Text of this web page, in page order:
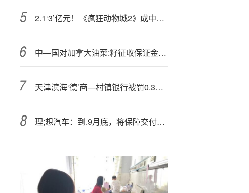
2.1‘3’亿元！《疯狂动物城2》成中国影史进口动画电影单日票房冠军
中—国对加拿大油菜:籽征收保证金，“加拿大震惊了，得抓紧找中国啊”
天津滨海‘德’商—村镇银行被罚0.3万元：未按规定收兑停止流通的人民币
理;想汽车：到.9月底，将保障交付超过8000台理想i8